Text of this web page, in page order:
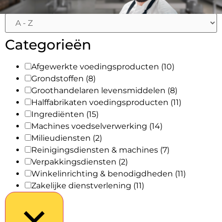
Categorieën
Afgewerkte voedingsproducten (10)
Grondstoffen (8)
Groothandelaren levensmiddelen (8)
Halffabrikaten voedingsproducten (11)
Ingrediënten (15)
Machines voedselverwerking (14)
Milieudiensten (2)
Reinigingsdiensten & machines (7)
Verpakkingsdiensten (2)
Winkelinrichting & benodigdheden (11)
Zakelijke dienstverlening (11)